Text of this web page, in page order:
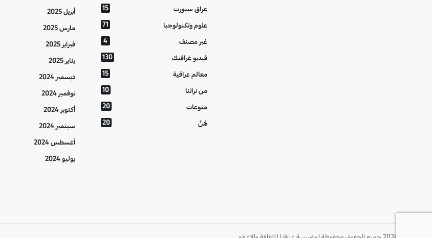
عراق سبورت 15
علوم وتكنولوجيا 71
غير مصنف 4
فيديو غرافيك 130
معالم عراقية 15
من تراثنا 10
منوعات 20
هُنَّ 20
أبريل 2025
مارس 2025
فبراير 2025
يناير 2025
ديسمبر 2024
نوفمبر 2024
أكتوبر 2024
سبتمبر 2024
أغسطس 2024
يوليو 2024